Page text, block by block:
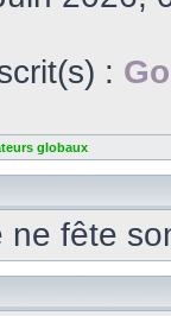
:
globaux
fête